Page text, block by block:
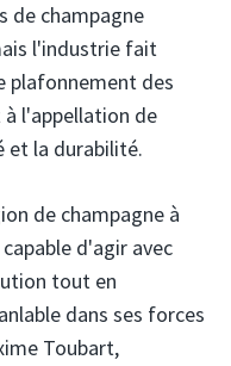
de champagne
l'industrie fait
plafonnement des
l'appellation de
et la durabilité.
de champagne à
d'agir avec
tout en
dans ses forces
Toubart,